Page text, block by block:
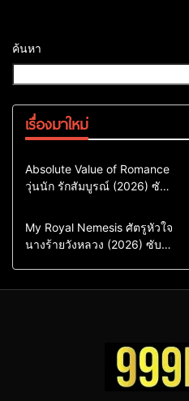
ค้นหา
เรื่องมาใหม่
Comedy
Drama
ซีรี่ย์เกาหลี
ซีรี่ย์เกาหลีพากย์ไทย
Absolute Value of Romance
วุ่นนัก รักสัมบูรณ์ (2026) ซับ
Comedy
Drama
Sci-Fi & Fantasy
My Royal Nemesis ศัตรูหัวใจ
นางร้ายวังหลวง (2026) ซับ